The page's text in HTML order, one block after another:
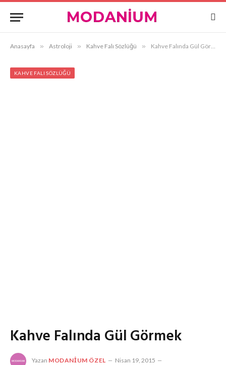
Anasayfa » Astroloji » Kahve Falı Sözlüğü » Kahve Falında Gül Görmek
KAHVE FALI SÖZLÜĞÜ
Kahve Falında Gül Görmek
Yazan MODANIUM ÖZEL
Nisan 19, 2015